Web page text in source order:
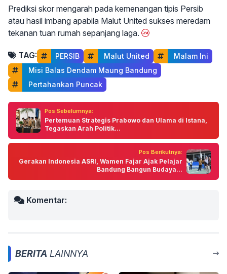
Prediksi skor mengarah pada kemenangan tipis Persib
atau hasil imbang apabila Malut United sukses meredam
tekanan tuan rumah sepanjang laga.
TAG: PERSIB Malut United
Malam Ini
Misi Balas Dendam Maung Bandung
Pertahankan Puncak
Pos Sebelumnya:
Pertemuan Strategis Prabowo dan Ulama di Istana,
Tegaskan Arah Politik...
Pos Berikutnya:
Gerakan Indonesia ASRI, Wamen Fajar Ajak Pelajar
Bandung Bangun Budaya...
Komentar:
BERITA LAINNYA